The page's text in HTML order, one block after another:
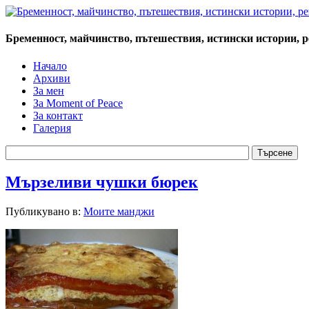
Бременност, майчинство, пътешествия, истински истории,
Начало
Архиви
За мен
За Moment of Peace
За контакт
Галерия
Мързеливи чушки бюрек
Публикувано в: Моите манджи